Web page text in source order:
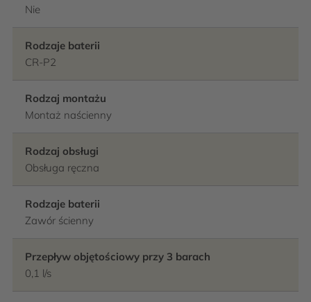
Nie
Rodzaje baterii
CR-P2
Rodzaj montażu
Montaż naścienny
Rodzaj obsługi
Obsługa ręczna
Rodzaje baterii
Zawór ścienny
Przepływ objętościowy przy 3 barach
0,1 l/s